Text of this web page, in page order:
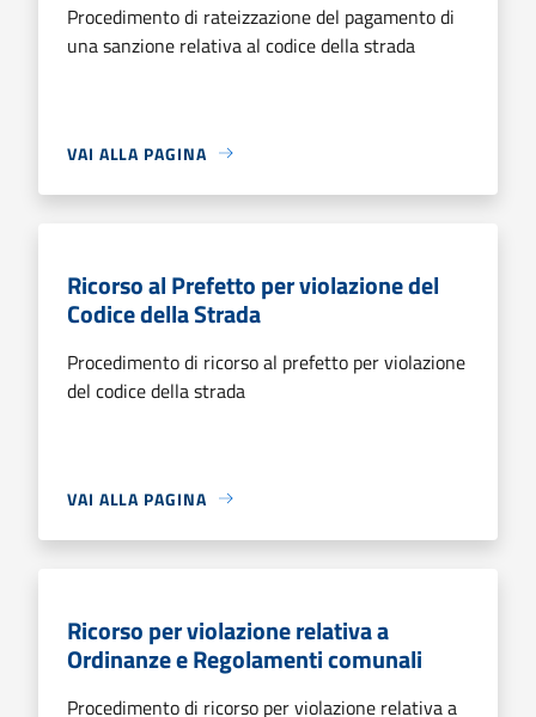
Procedimento di rateizzazione del pagamento di
una sanzione relativa al codice della strada
VAI ALLA PAGINA
Ricorso al Prefetto per violazione del
Codice della Strada
Procedimento di ricorso al prefetto per violazione
del codice della strada
VAI ALLA PAGINA
Ricorso per violazione relativa a
Ordinanze e Regolamenti comunali
Procedimento di ricorso per violazione relativa a